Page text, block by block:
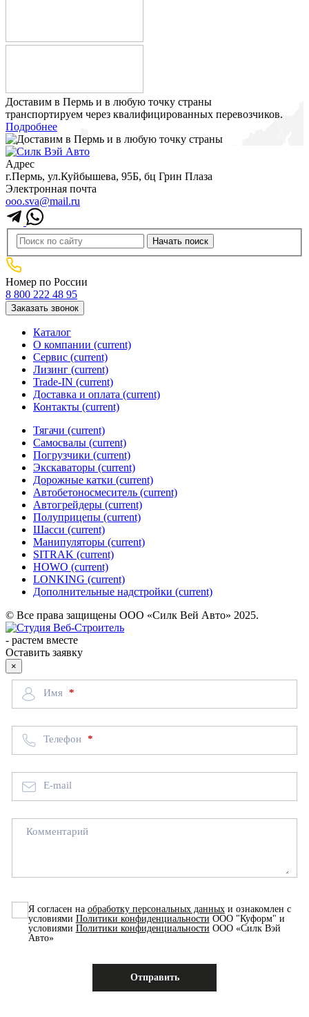
Доставим в Пермь и в любую точку страны
транспортируем через квалифицированных перевозчиков.
Подробнее
Адрес
г.Пермь, ул.Куйбышева, 95Б, бц Грин Плаза
Электронная почта
ooo.sva@mail.ru
Номер по России
8 800 222 48 95
Заказать звонок
Каталог
О компании (current)
Сервис (current)
Лизинг (current)
Trade-IN (current)
Доставка и оплата (current)
Контакты (current)
Тягачи (current)
Cамосвалы (current)
Погрузчики (current)
Экскаваторы (current)
Дорожные катки (current)
Автобетоносмеситель (current)
Автогрейдеры (current)
Полуприцепы (current)
Шасси (current)
Манипуляторы (current)
SITRAK (current)
HOWO (current)
LONKING (current)
Дополнительные надстройки (current)
© Все права защищены ООО «Силк Вей Авто» 2025.
- растем вместе
Оставить заявку
×
Имя
Телефон
E-mail
Комментарий
Я согласен на обработку персональных данныхи ознакомлен с
условиями Политики конфиденциальности ООО "Куформ" и
условиями Политики конфиденциальности ООО «Силк Вэй
Авто»